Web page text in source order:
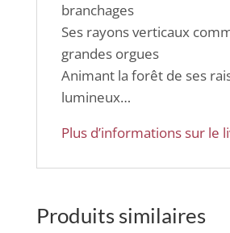
branchages
Ses rayons verticaux
grandes orgues
Animant la forêt de ses
lumineux…
Plus d’informations sur le
Produits similaires